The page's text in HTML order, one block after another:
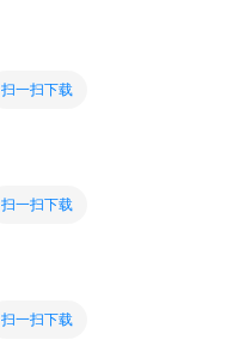
扫一扫下载
扫一扫下载
扫一扫下载